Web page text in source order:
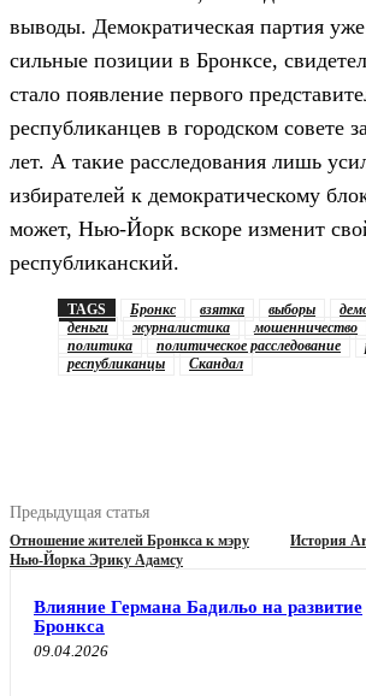
выводы. Демократическая партия уже
сильные позиции в Бронксе,
стало появление первого
республиканцев в городском совете
лет. А такие расследования лишь
избирателей к демократическому
может, Нью-Йорк вскоре изменит
республиканский.
TAGS Бронкс взятка выборы
деньги
журналистика мошенничество
политика
политическое расследование
республиканцы
Скандал
Предыдущая статья
Отношение жителей Бронкса к мэру
Нью-Йорка Эрику Адамсу
История
Влияние Германа Бадильо на развитие
Бронкса
09.04.2026